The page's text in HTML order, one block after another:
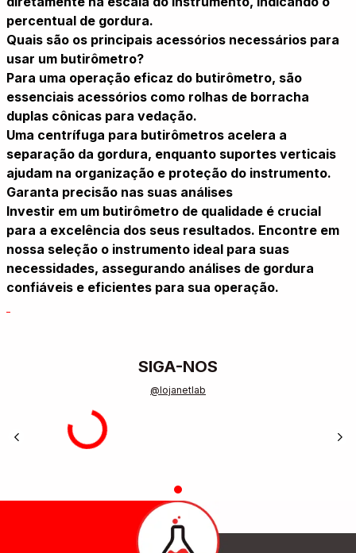
percentual de gordura.
Quais são os principais acessórios necessários para
usar um butirômetro?
Para uma operação eficaz do butirômetro, são
essenciais acessórios como rolhas de borracha
duplas cônicas para vedação.
Uma centrífuga para butirômetros acelera a
separação da gordura, enquanto suportes verticais
ajudam na organização e proteção do instrumento.
Garanta precisão nas suas análises
Investir em um butirômetro de qualidade é crucial
para a excelência dos seus resultados. Encontre em
nossa seleção o instrumento ideal para suas
necessidades, assegurando análises de gordura
confiáveis e eficientes para sua operação.
SIGA-NOS
@lojanetlab